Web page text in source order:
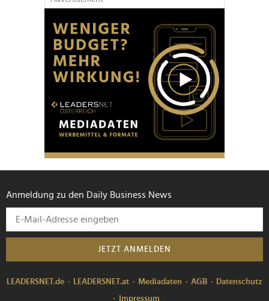
Anmeldung zu den Daily Business News
JETZT ANMELDEN
LEADERSNET.de LEADERSNET.at Mediadaten AGB
Datenschutz
Impressum